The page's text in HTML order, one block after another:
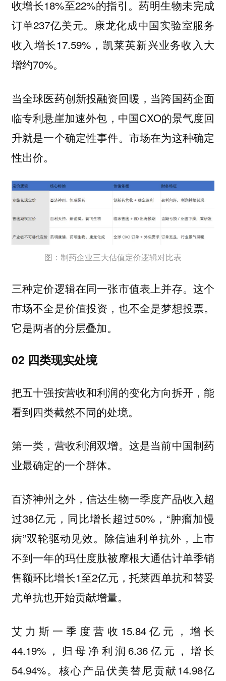
收增长18%至22%的指引。药明生物未完成
订单237亿美元。康龙化成中国实验室服务
收入增长17.59%，凯莱英新兴业务收入大
增约70%。
当全球医药创新投融资回暖，当跨国药企面
临专利悬崖加速外包，中国CXO的景气度回
升就是一个确定性事件。市场在为这种确定
性出价。
图：制药企业三大估值定价逻辑对比表
三种定价逻辑在同一张市值表上并存。这个
市场不全是价值投资，也不全是梦想投票。
它是两者的分层叠加。
02 四类现实处境
把五十强按营收和利润的变化方向拆开，能
看到四类截然不同的处境。
第一类，营收利润双增。这是当前中国制药
业最确定的一个群体。
百济神州之外，信达生物一季度产品收入超
过38亿元，同比增长超过50%，“肿瘤加慢
病”双轮驱动见效。除信迪利单抗外，上市
不到一年的玛仕度肽被摩根大通估计单季销
售额环比增长1至2亿元，托莱西单抗和替妥
尤单抗也开始贡献增量。
艾力斯一季度营收15.84亿元，增长
44.19%，归母净利润6.36亿元，增长
54.94%。核心产品伏美替尼贡献14.98亿